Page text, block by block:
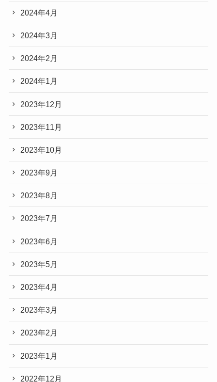
2024年4月
2024年3月
2024年2月
2024年1月
2023年12月
2023年11月
2023年10月
2023年9月
2023年8月
2023年7月
2023年6月
2023年5月
2023年4月
2023年3月
2023年2月
2023年1月
2022年12月